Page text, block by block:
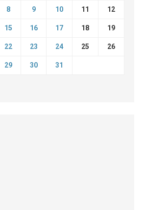
8 9 10 11 12
15 16 17 18 19
22 23 24 25 26
29 30 31